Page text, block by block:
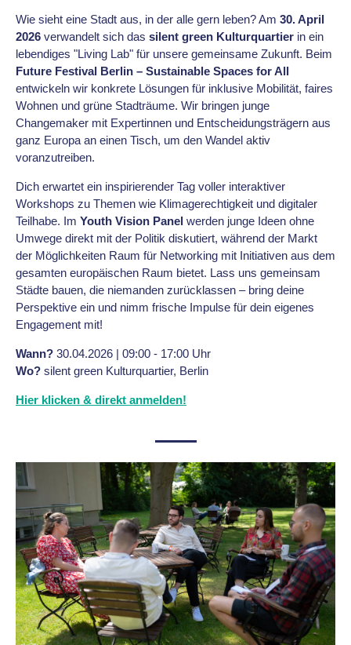
Wie sieht eine Stadt aus, in der alle gern leben? Am 30. April
2026 verwandelt sich das silent green Kulturquartier in ein
lebendiges "Living Lab" für unsere gemeinsame Zukunft. Beim
Future Festival Berlin – Sustainable Spaces for All
entwickeln wir konkrete Lösungen für inklusive Mobilität, faires
Wohnen und grüne Stadträume. Wir bringen junge
Changemaker mit Expertinnen und Entscheidungsträgern aus
ganz Europa an einen Tisch, um den Wandel aktiv
voranzutreiben.
Dich erwartet ein inspirierender Tag voller interaktiver
Workshops zu Themen wie Klimagerechtigkeit und digitaler
Teilhabe. Im Youth Vision Panel werden junge Ideen ohne
Umwege direkt mit der Politik diskutiert, während der Markt
der Möglichkeiten Raum für Networking mit Initiativen aus dem
gesamten europäischen Raum bietet. Lass uns gemeinsam
Städte bauen, die niemanden zurücklassen – bring deine
Perspektive ein und nimm frische Impulse für dein eigenes
Engagement mit!
Wann? 30.04.2026 | 09:00 - 17:00 Uhr
Wo? silent green Kulturquartier, Berlin
Hier klicken & direkt anmelden!